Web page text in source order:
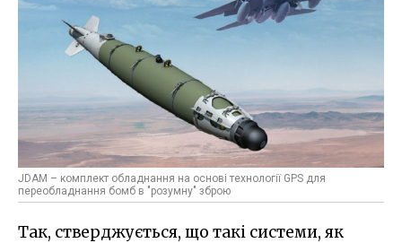
JDAM – комплект обладнання на основі технології GPS для
переобладнання бомб в "розумну" зброю
Так, стверджується, що такі системи, як